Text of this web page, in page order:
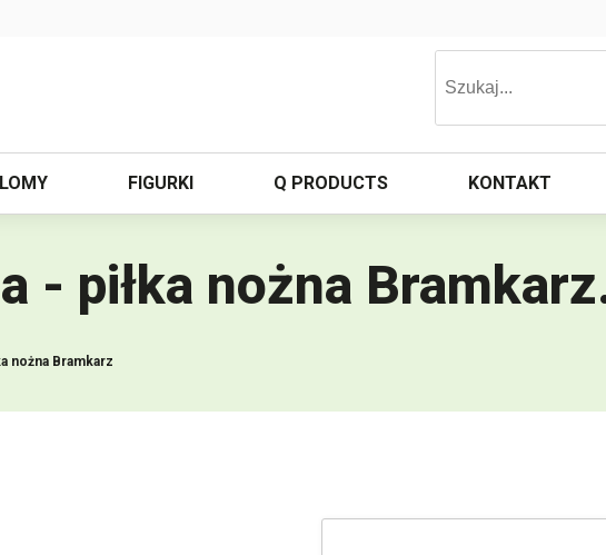
FIGURKI Q PRODUCTS KONTAKT
- piłka nożna Bramkarz
nożna Bramkarz